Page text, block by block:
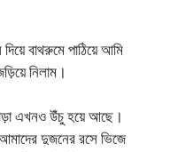
বাথরুমে পাঠিয়ে আমি
নিলাম।
এখনও উঁচু হয়ে আছে।
দুজনের রসে ভিজে